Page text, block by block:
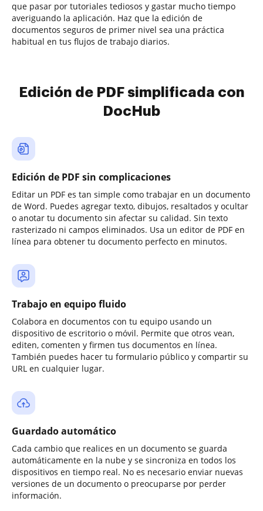
que pasar por tutoriales tediosos y gastar mucho tiempo
averiguando la aplicación. Haz que la edición de
documentos seguros de primer nivel sea una práctica
habitual en tus flujos de trabajo diarios.
Edición de PDF simplificada con
DocHub
Edición de PDF sin complicaciones
Editar un PDF es tan simple como trabajar en un documento
de Word. Puedes agregar texto, dibujos, resaltados y ocultar
o anotar tu documento sin afectar su calidad. Sin texto
rasterizado ni campos eliminados. Usa un editor de PDF en
línea para obtener tu documento perfecto en minutos.
Trabajo en equipo fluido
Colabora en documentos con tu equipo usando un
dispositivo de escritorio o móvil. Permite que otros vean,
editen, comenten y firmen tus documentos en línea.
También puedes hacer tu formulario público y compartir su
URL en cualquier lugar.
Guardado automático
Cada cambio que realices en un documento se guarda
automáticamente en la nube y se sincroniza en todos los
dispositivos en tiempo real. No es necesario enviar nuevas
versiones de un documento o preocuparse por perder
información.